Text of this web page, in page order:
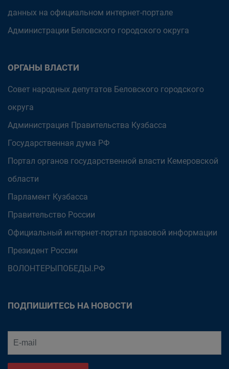
данных на официальном интернет-портале
Администрации Беловского городского округа
ОРГАНЫ ВЛАСТИ
Совет народных депутатов Беловского городского
округа
Администрация Правительства Кузбасса
Государственная дума РФ
Портал органов государственной власти Кемеровской
области
Парламент Кузбасса
Правительство России
Официальный интернет-портал правовой информации
Президент России
ВОЛОНТЕРЫПОБЕДЫ.РФ
ПОДПИШИТЕСЬ НА НОВОСТИ